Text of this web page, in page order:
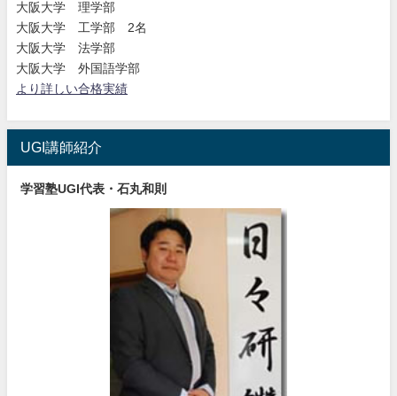
大阪大学 理学部
大阪大学 工学部 2名
大阪大学 法学部
大阪大学 外国語学部
より詳しい合格実績
UGI講師紹介
学習塾UGI代表・石丸和則